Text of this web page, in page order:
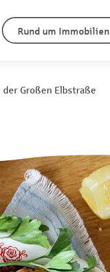
Rund um Immobilien
Großen Elbstraße